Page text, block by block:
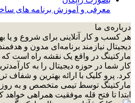
معرفی و آموزش برنامه های
درباره‌ی ما
هر کسب و کار آنلاینی برای شروع و یا
دیجیتال نیازمند برنامه‌ای مدون و
مارکتینگ در واقع یک نقشه راه است
کار شما در حوزه دیجیتال را به
کرد. پرو کلیک با ارائه بهترین و شفاف
مارکتینگ توسط تیمی متخصص و به
ابتدا تا فتح قله موفقیت همراهی خواهد